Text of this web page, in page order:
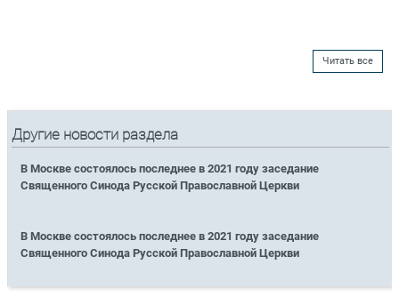
Читать все
Другие новости раздела
В Москве состоялось последнее в 2021 году заседание
Священного Синода Русской Православной Церкви
В Москве состоялось последнее в 2021 году заседание
Священного Синода Русской Православной Церкви